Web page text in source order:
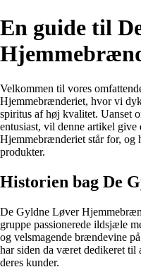
En guide til
Velkommen til vores
Hjemmebrænderiet, hvor vi
spiritus af høj kvalitet. Uanset
entusiast, vil denne artikel
Hjemmebrænderiet står for, og
produkter.
Historien bag De
De Gyldne Løver
gruppe passionerede ildsjæle
og velsmagende brændevine
har siden da været dedikeret til
deres kunder.